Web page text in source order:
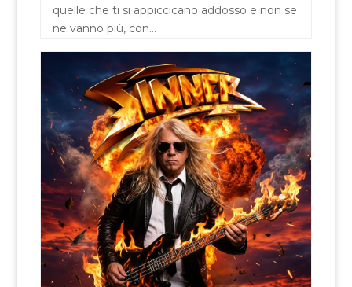
quelle che ti si appiccicano addosso e non se
ne vanno più, con…